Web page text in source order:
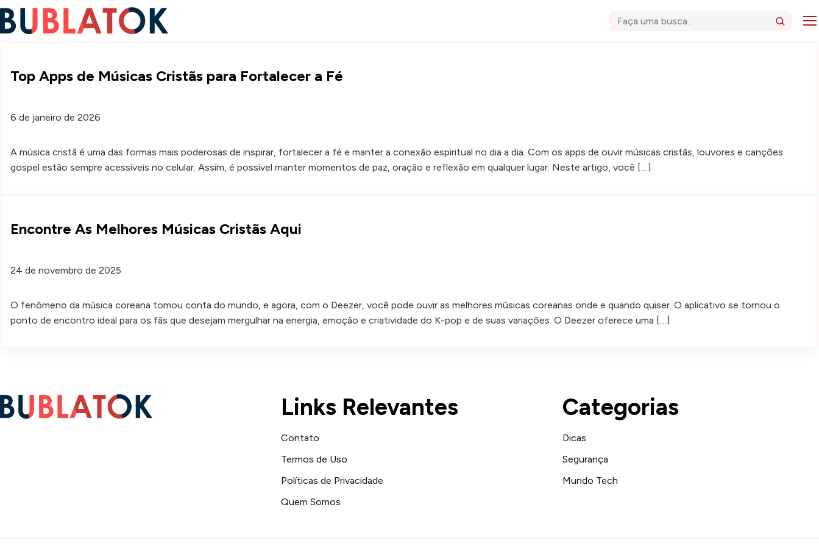
Buscar
Top Apps de Músicas Cristãs para Fortalecer a Fé
6 de janeiro de 2026
A música cristã é uma das formas mais poderosas de inspirar, fortalecer a fé e manter a conexão espiritual no dia a dia. Com os apps de ouvir músicas cristãs, louvores e canções
gospel estão sempre acessíveis no celular. Assim, é possível manter momentos de paz, oração e reflexão em qualquer lugar. Neste artigo, você […]
Encontre As Melhores Músicas Cristãs Aqui
24 de novembro de 2025
O fenômeno da música coreana tomou conta do mundo, e agora, com o Deezer, você pode ouvir as melhores músicas coreanas onde e quando quiser. O aplicativo se tornou o
ponto de encontro ideal para os fãs que desejam mergulhar na energia, emoção e criatividade do K-pop e de suas variações. O Deezer oferece uma […]
Links Relevantes
Contato
Termos de Uso
Políticas de Privacidade
Quem Somos
Categorias
Dicas
Segurança
Mundo Tech